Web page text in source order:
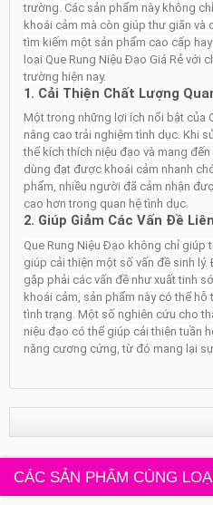
trường. Các sản phẩm này không
khoái cảm mà còn giúp thư giãn và
tìm kiếm một sản phẩm cao cấp
loại Que Rung Niệu Đạo Giá Rẻ với
trường hiện nay.
1. Cải Thiện Chất Lượng
Một trong những lợi ích nổi bật của
nâng cao trải nghiệm tình dục. Khi
thể kích thích niệu đạo và mang
dùng đạt được khoái cảm nhanh
phẩm, nhiều người đã cảm nhận
cao hơn trong quan hệ tình dục.
2. Giúp Giảm Các Vấn Đề
Que Rung Niệu Đạo không chỉ giúp
giúp cải thiện một số vấn đề sinh
gặp phải các vấn đề như xuất tinh
khoái cảm, sản phẩm này có thể
tình trạng. Một số nghiên cứu cho
niệu đạo có thể giúp cải thiện tuần
năng cương cứng, từ đó mang lại
CÁC SẢN PHẨM CÙNG